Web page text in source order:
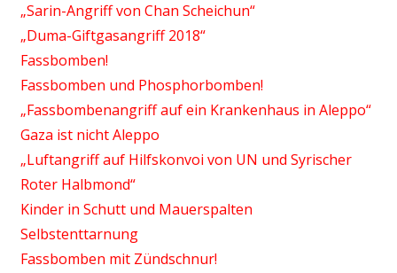
„Sarin-Angriff von Chan Scheichun“
„Duma-Giftgasangriff 2018“
Fassbomben!
Fassbomben und Phosphorbomben!
„Fassbombenangriff auf ein Krankenhaus in Aleppo“
Gaza ist nicht Aleppo
„Luftangriff auf Hilfskonvoi von UN und Syrischer
Roter Halbmond“
Kinder in Schutt und Mauerspalten
Selbstenttarnung
Fassbomben mit Zündschnur!